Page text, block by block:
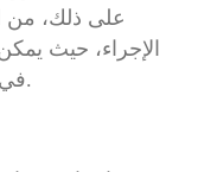
على ذلك، من
الإجراء، حيث
في بعض الأحيان إلى سوء فهم أو أخطاء.